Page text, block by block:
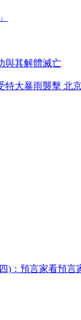
與其解體滅亡
大暴雨襲擊 北
)：預言家看預言